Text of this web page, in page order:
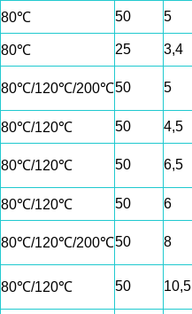
80℃ 50
5
80℃ 25
3,4
80℃/120℃/200℃50 5
80℃/120℃ 50
4,5
80℃/120℃ 50 6,5
80℃/120℃ 50
6
80℃/120℃/200℃50 8
80℃/120℃ 50 10,5